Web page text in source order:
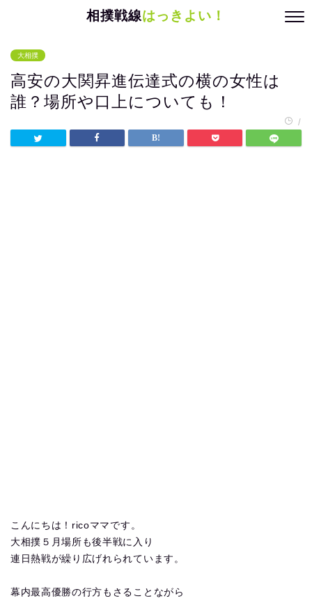
相撲戦線はっきよい！
大相撲
高安の大関昇進伝達式の横の女性は
誰？場所や口上についても！
/
こんにちは！ricoママです。
大相撲５月場所も後半戦に入り
連日熱戦が繰り広げれられています。
幕内最高優勝の行方もさることながら